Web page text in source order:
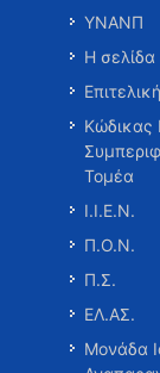
ΥΝΑΝΠ
Η
Κώδικας
Τομέα
Ι.Ι.Ε.Ν.
Π.Ο.Ν.
Π.Σ.
ΕΛ.ΑΣ.
Μονάδα